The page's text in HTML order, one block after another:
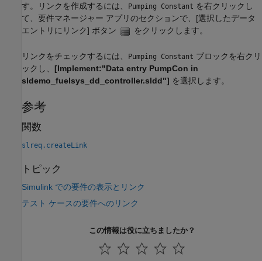
す。リンクを作成するには、
Pumping Constant を右クリックし
て、要件マネージャー アプリのセクションで、[選択したデータ
エントリにリンク] ボタン
をクリックします。
リンクをチェックするには、 Pumping Constant ブロックを右クリ
ックし、 [Implement:"Data entry PumpCon in
sldemo_fuelsys_dd_controller.sldd"] を選択します。
参考
関数
slreq.createLink
トピック
Simulink での要件の表示とリンク
テスト ケースの要件へのリンク
この情報は役に立ちましたか？